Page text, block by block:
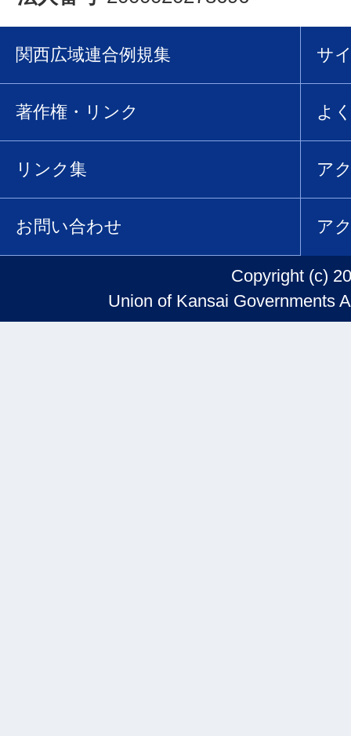
関西広域連合例規集 サ
著作権・リンク よ
リンク集 ア
お問い合わせ ア
Copyright (c)
Union of Kansai Governments